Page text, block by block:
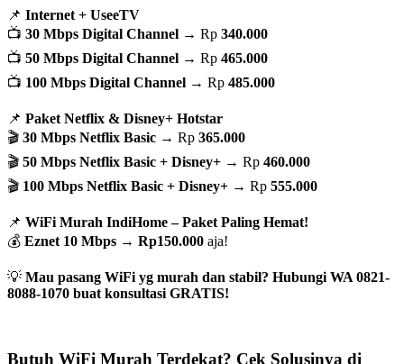
📌 Internet + UseeTV
📺 30 Mbps Digital Channel → Rp 340.000
📺 50 Mbps Digital Channel → Rp 465.000
📺 100 Mbps Digital Channel → Rp 485.000
📌 Paket Netflix & Disney+ Hotstar
🎬 30 Mbps Netflix Basic → Rp 365.000
🎬 50 Mbps Netflix Basic + Disney+ → Rp 460.000
🎬 100 Mbps Netflix Basic + Disney+ → Rp 555.000
📌 WiFi Murah IndiHome – Paket Paling Hemat!
💰 Eznet 10 Mbps → Rp150.000 aja!
💡 Mau pasang WiFi yg murah dan stabil? Hubungi WA 0821-
8088-1070 buat konsultasi GRATIS!
Butuh WiFi Murah Terdekat? Cek Solusinya di